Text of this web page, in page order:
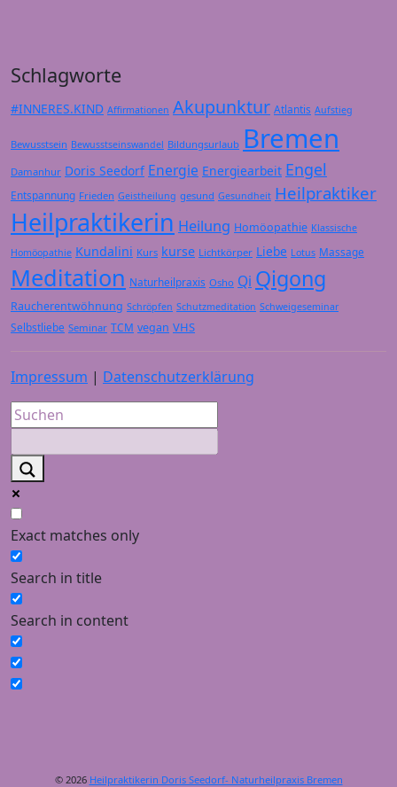
Schlagworte
#INNERES.KIND Affirmationen Akupunktur Atlantis Aufstieg
Bewusstsein Bewusstseinswandel Bildungsurlaub Bremen
Damanhur Doris Seedorf Energie Energiearbeit Engel
Entspannung Frieden Geistheilung gesund Gesundheit Heilpraktiker
Heilpraktikerin Heilung Homöopathie Klassische
Homöopathie Kundalini Kurs kurse Lichtkörper Liebe Lotus Massage
Meditation Naturheilpraxis Osho Qi Qigong
Raucherentwöhnung Schröpfen Schutzmeditation Schweigeseminar
Selbstliebe Seminar TCM vegan VHS
Impressum | Datenschutzerklärung
Exact matches only
Search in title
Search in content
© 2026 Heilpraktikerin Doris Seedorf- Naturheilpraxis Bremen